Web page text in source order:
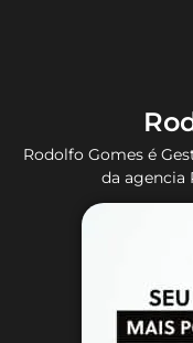
Rodolfo Gomes é
da agencia